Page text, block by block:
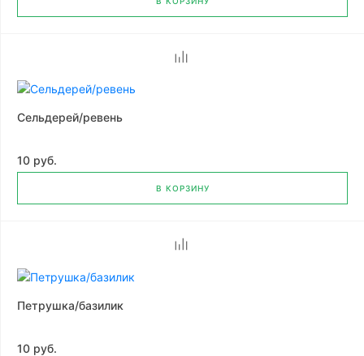
Сельдерей/ревень
10 руб.
В КОРЗИНУ
Петрушка/базилик
10 руб.